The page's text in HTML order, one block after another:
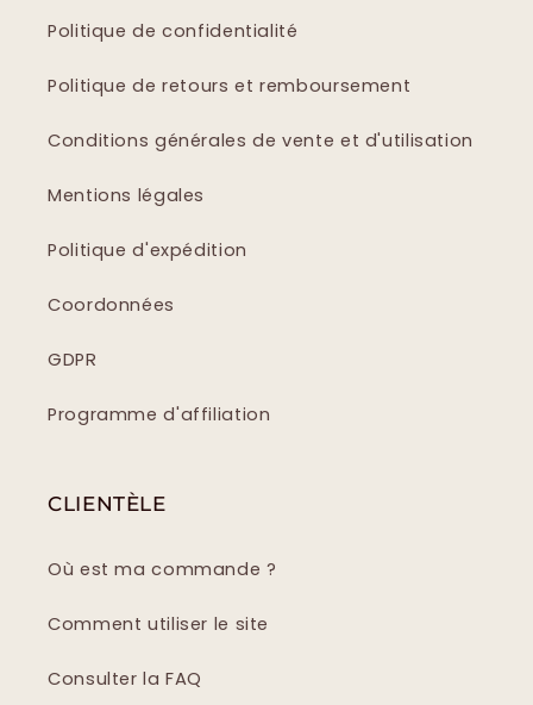
Politique de confidentialité
Politique de retours et remboursement
Conditions générales de vente et d'utilisation
Mentions légales
Politique d'expédition
Coordonnées
GDPR
Programme d'affiliation
CLIENTÈLE
Où est ma commande ?
Comment utiliser le site
Consulter la FAQ